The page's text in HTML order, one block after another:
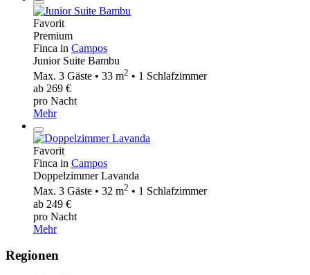
Favorit
Premium
Finca in Campos
Junior Suite Bambu
Max. 3 Gäste • 33 m2 • 1 Schlafzimmer
ab 269 €
pro Nacht
Mehr
Favorit
Finca in Campos
Doppelzimmer Lavanda
Max. 3 Gäste • 32 m2 • 1 Schlafzimmer
ab 249 €
pro Nacht
Mehr
Regionen